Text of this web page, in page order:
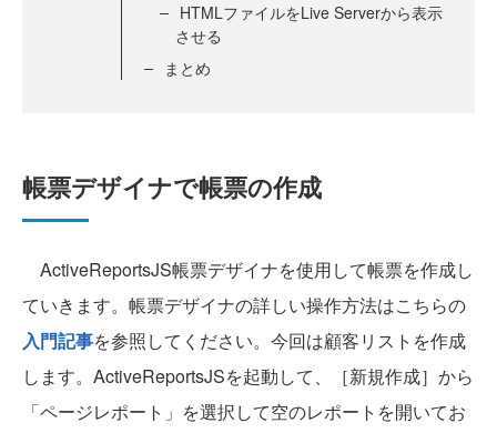
HTMLファイルをLive Serverから表示
させる
まとめ
帳票デザイナで帳票の作成
ActiveReportsJS帳票デザイナを使用して帳票を作成し
ていきます。帳票デザイナの詳しい操作方法はこちらの
入門記事を参照してください。今回は顧客リストを作成
します。ActiveReportsJSを起動して、［新規作成］から
「ページレポート」を選択して空のレポートを開いてお